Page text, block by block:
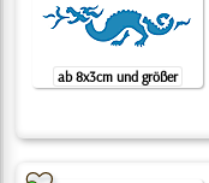
ab 8x3cm und größer